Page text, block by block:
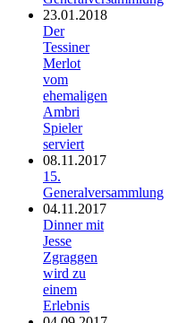
23.01.2018
Der
Tessiner
Merlot
vom
ehemaligen
Ambri
Spieler
serviert
08.11.2017
15.
Generalversammlung
04.11.2017
Dinner mit
Jesse
Zgraggen
wird zu
einem
Erlebnis